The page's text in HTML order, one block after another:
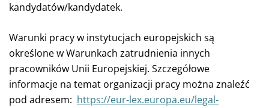
kandydatów/kandydatek.
Warunki pracy w instytucjach europejskich są
określone w Warunkach zatrudnienia innych
pracowników Unii Europejskiej. Szczegółowe
informacje na temat organizacji pracy można znaleźć
pod adresem: https://eur-lex.europa.eu/legal-